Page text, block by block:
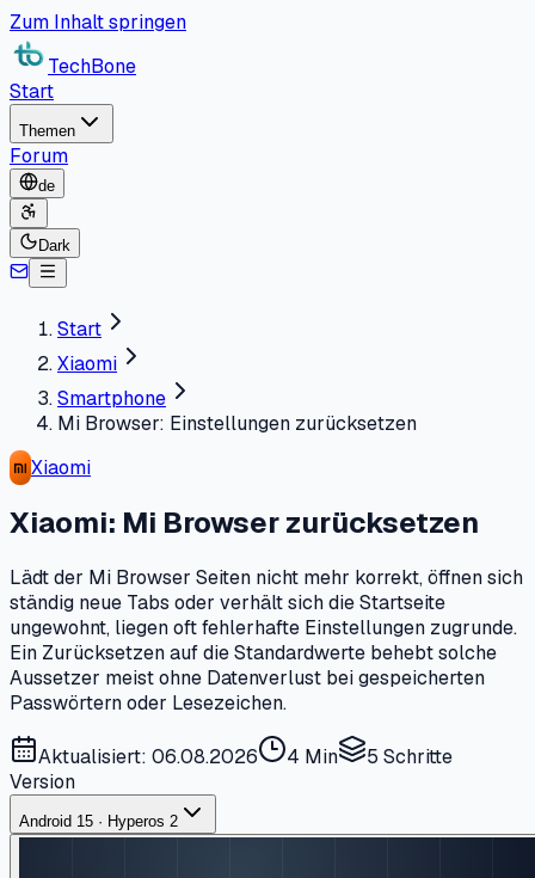
Zum Inhalt springen
TechBone
Start
Themen
Forum
de
Dark
Start
Xiaomi
Smartphone
Mi Browser: Einstellungen zurücksetzen
Xiaomi
Xiaomi: Mi Browser zurücksetzen
Lädt der Mi Browser Seiten nicht mehr korrekt, öffnen sich
ständig neue Tabs oder verhält sich die Startseite
ungewohnt, liegen oft fehlerhafte Einstellungen zugrunde.
Ein Zurücksetzen auf die Standardwerte behebt solche
Aussetzer meist ohne Datenverlust bei gespeicherten
Passwörtern oder Lesezeichen.
Aktualisiert: 06.08.2026 4 Min 5 Schritte
Version
Android 15 · Hyperos 2